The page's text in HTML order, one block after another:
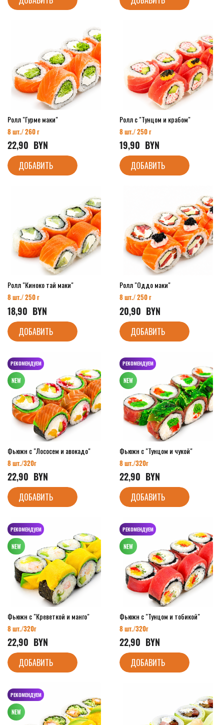
Ролл "Гурме маки"
8 шт./ 260 г
22,90
  BYN
ДОБАВИТЬ
Ролл с "Тунцом и крабом"
8 шт./ 250 г
19,90
  BYN
ДОБАВИТЬ
Ролл "Киноко тай маки"
8 шт./ 250 г
18,90
  BYN
ДОБАВИТЬ
Ролл "Оддо маки"
8 шт./ 250 г
20,90
  BYN
ДОБАВИТЬ
РЕКОМЕНДУЕМ
Фьюжн с "Лососем и авокадо"
8 шт./320г
22,90
  BYN
ДОБАВИТЬ
РЕКОМЕНДУЕМ
Фьюжн с "Тунцом и чукой"
8 шт./320г
22,90
  BYN
ДОБАВИТЬ
РЕКОМЕНДУЕМ
Фьюжн с "Креветкой и манго"
8 шт./320г
22,90
  BYN
ДОБАВИТЬ
РЕКОМЕНДУЕМ
Фьюжн с "Тунцом и тобикой"
8 шт./320г
22,90
  BYN
ДОБАВИТЬ
РЕКОМЕНДУЕМ